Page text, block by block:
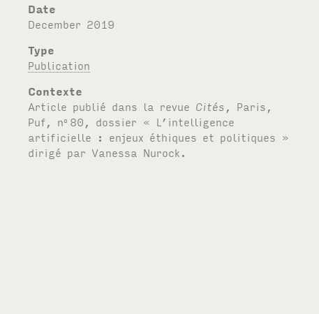
Date
December 2019
Type
Publication
Contexte
Article publié dans la revue Cités , Paris,
Puf, no 80, dossier « L’intelligence
artificielle : enjeux éthiques et politiques »
dirigé par Vanessa Nurock.